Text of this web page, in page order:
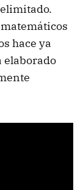
hace ya
elaborado